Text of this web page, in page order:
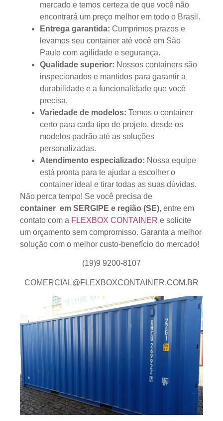
mercado e temos certeza de que você não
encontrará um preço melhor em todo o Brasil.
Entrega garantida: Cumprimos prazos e
levamos seu container até você em São
Paulo com agilidade e segurança.
Qualidade superior: Nossos containers são
inspecionados e mantidos para garantir a
durabilidade e a funcionalidade que você
precisa.
Variedade de modelos: Temos o container
certo para cada tipo de projeto, desde os
modelos padrão até as soluções
personalizadas.
Atendimento especializado: Nossa equipe
está pronta para te ajudar a escolher o
container ideal e tirar todas as suas dúvidas.
Não perca tempo! Se você precisa de
container em SERGIPE e região (SE), entre em
contato com a FLEXBOX CONTAINER e solicite
um orçamento sem compromisso. Garanta a melhor
solução com o melhor custo-benefício do mercado!
(19)9 9200-8107
COMERCIAL@FLEXBOXCONTAINER.COM.BR